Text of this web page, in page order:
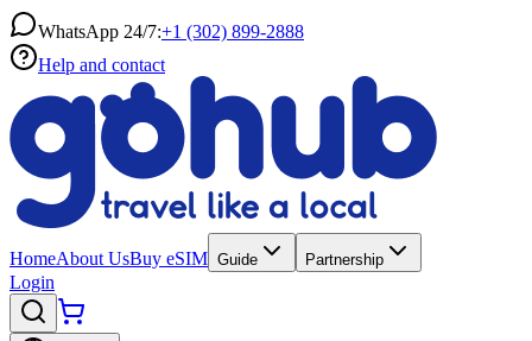
WhatsApp 24/7:+1 (302) 899-2888
Help and contact
HomeAbout UsBuy eSIM Guide Partnership
Login